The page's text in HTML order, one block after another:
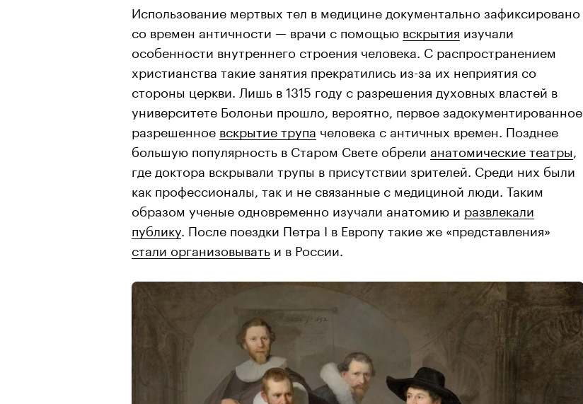
Использование мертвых тел в медицине документально зафиксировано
со времен античности — врачи с помощью вскрытия изучали
особенности внутреннего строения человека. С распространением
христианства такие занятия прекратились из-за их неприятия со
стороны церкви. Лишь в 1315 году с разрешения духовных властей в
университете Болоньи прошло, вероятно, первое задокументированное
разрешенное вскрытие трупа человека с античных времен. Позднее
большую популярность в Старом Свете обрели анатомические театры
где доктора вскрывали трупы в присутствии зрителей. Среди них были
как профессионалы, так и не связанные с медициной люди. Таким
образом ученые одновременно изучали анатомию и развлекали
публику . После поездки Петра I в Европу такие же «представления»
стали организовывать и в России.